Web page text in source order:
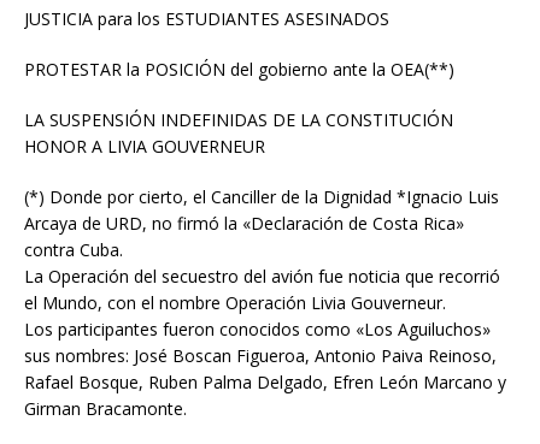
JUSTICIA para los ESTUDIANTES ASESINADOS
PROTESTAR la POSICIÓN del gobierno ante la OEA(**)
LA SUSPENSIÓN INDEFINIDAS DE LA CONSTITUCIÓN
HONOR A LIVIA GOUVERNEUR
(*) Donde por cierto, el Canciller de la Dignidad *Ignacio Luis
Arcaya de URD, no firmó la «Declaración de Costa Rica»
contra Cuba.
La Operación del secuestro del avión fue noticia que recorrió
el Mundo, con el nombre Operación Livia Gouverneur.
Los participantes fueron conocidos como «Los Aguiluchos»
sus nombres: José Boscan Figueroa, Antonio Paiva Reinoso,
Rafael Bosque, Ruben Palma Delgado, Efren León Marcano y
Girman Bracamonte.